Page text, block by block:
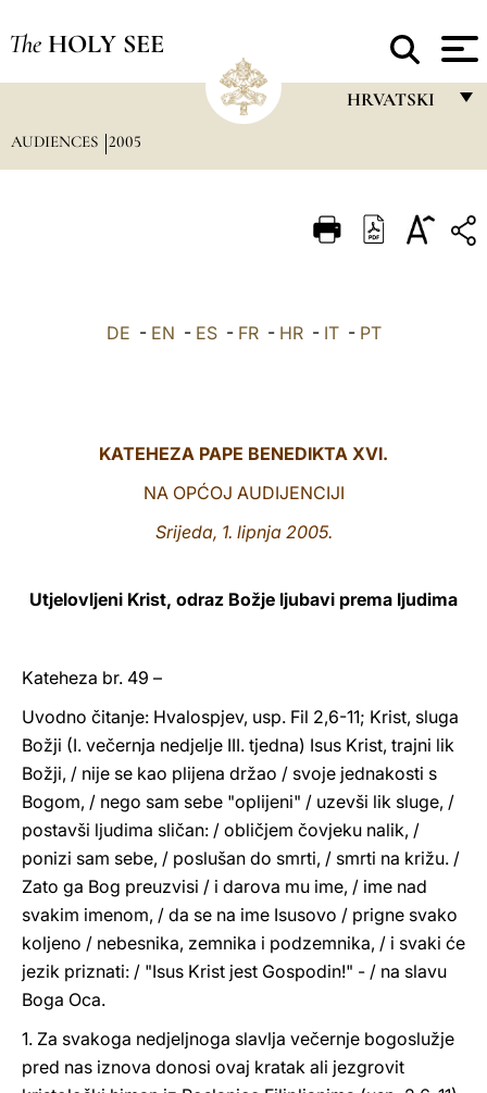
The HOLY SEE
HRVATSKI
ITALIANO
AUDIENCES 2005
DE - EN - ES- FR- HR- IT- PT
KATEHEZA PAPE BENEDIKTA XVI.
NA OPĆOJ AUDIJENCIJI
Srijeda, 1. lipnja 2005.
Utjelovljeni Krist, odraz Božje ljubavi prema ljudima
Kateheza br. 49 –
Uvodno čitanje: Hvalospjev, usp. Fil 2,6-11; Krist, sluga
Božji (I. večernja nedjelje III. tjedna) Isus Krist, trajni lik
Božji, / nije se kao plijena držao / svoje jednakosti s
Bogom, / nego sam sebe "oplijeni" / uzevši lik sluge, /
postavši ljudima sličan: / obličjem čovjeku nalik, /
ponizi sam sebe, / poslušan do smrti, / smrti na križu. /
Zato ga Bog preuzvisi / i darova mu ime, / ime nad
svakim imenom, / da se na ime Isusovo / prigne svako
koljeno / nebesnika, zemnika i podzemnika, / i svaki će
jezik priznati: / "Isus Krist jest Gospodin!" - / na slavu
Boga Oca.
1. Za svakoga nedjeljnoga slavlja večernje bogoslužje
pred nas iznova donosi ovaj kratak ali jezgrovit